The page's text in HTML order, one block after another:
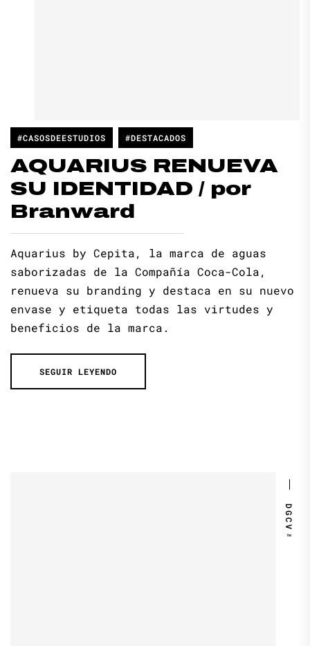
#CASOSDEESTUDIOS #DESTACADOS
AQUARIUS RENUEVA
SU IDENTIDAD / por
Branward
Aquarius by Cepita, la marca de aguas
saborizadas de la Compañía Coca-Cola,
renueva su branding y destaca en su nuevo
envase y etiqueta todas las virtudes y
beneficios de la marca.
SEGUIR LEYENDO
DGCV™